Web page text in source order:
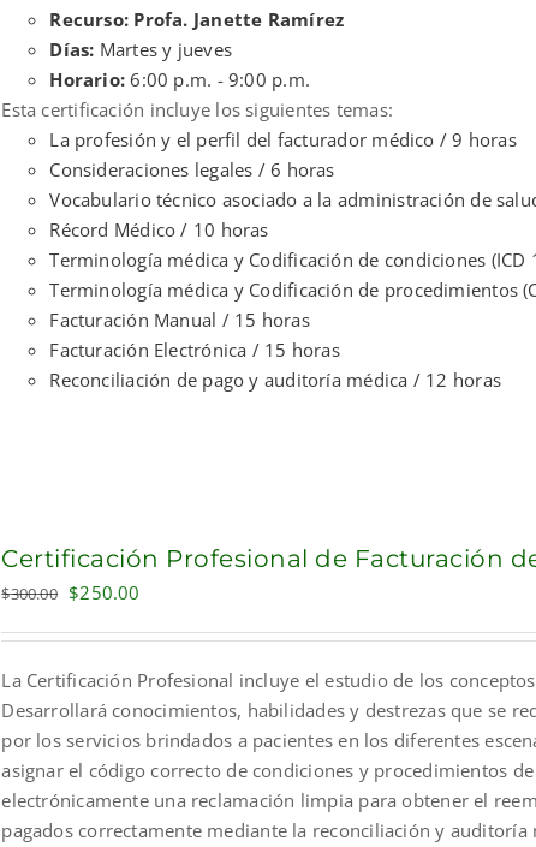
Recurso: Profa. Janette Ramírez
Días: Martes y jueves
Horario:6:00 p.m. - 9:00 p.m.
Esta certificación incluye los siguientes temas:
La profesión y el perfil del facturador médico / 9 horas
Consideraciones legales / 6 horas
Vocabulario técnico asociado a la administración de
Récord Médico / 10 horas
Terminología médica y Codificación de condiciones (ICD
Terminología médica y Codificación de procedimientos
Facturación Manual / 15 horas
Facturación Electrónica / 15 horas
Reconciliación de pago y auditoría médica / 12 horas
Certificación Profesional de Facturación
$300.00 Original
$300.00.
$250.00
$250.00.
La Certificación Profesional incluye el estudio de los
Desarrollará conocimientos, habilidades y destrezas que se
por los servicios brindados a pacientes en los diferentes
asignar el código correcto de condiciones y procedimientos
electrónicamente una reclamación limpia para obtener el
pagados correctamente mediante la reconciliación y auditoría